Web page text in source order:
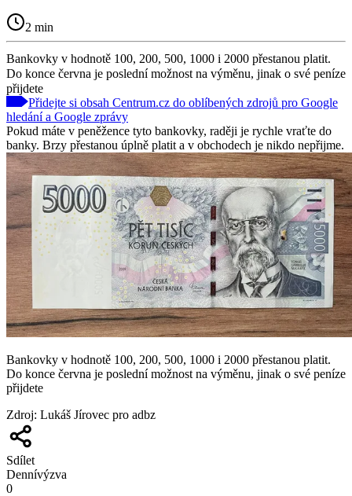
2 min
Bankovky v hodnotě 100, 200, 500, 1000 i 2000 přestanou platit.
Do konce června je poslední možnost na výměnu, jinak o své peníze
přijdete
Přidejte si obsah Centrum.cz do oblíbených zdrojů pro Google
hledání a Google zprávy
Pokud máte v peněžence tyto bankovky, raději je rychle vraťte do
banky. Brzy přestanou úplně platit a v obchodech je nikdo nepřijme.
Bankovky v hodnotě 100, 200, 500, 1000 i 2000 přestanou platit.
Do konce června je poslední možnost na výměnu, jinak o své peníze
přijdete
Zdroj: Lukáš Jírovec pro adbz
Sdílet
Dennívýzva
0